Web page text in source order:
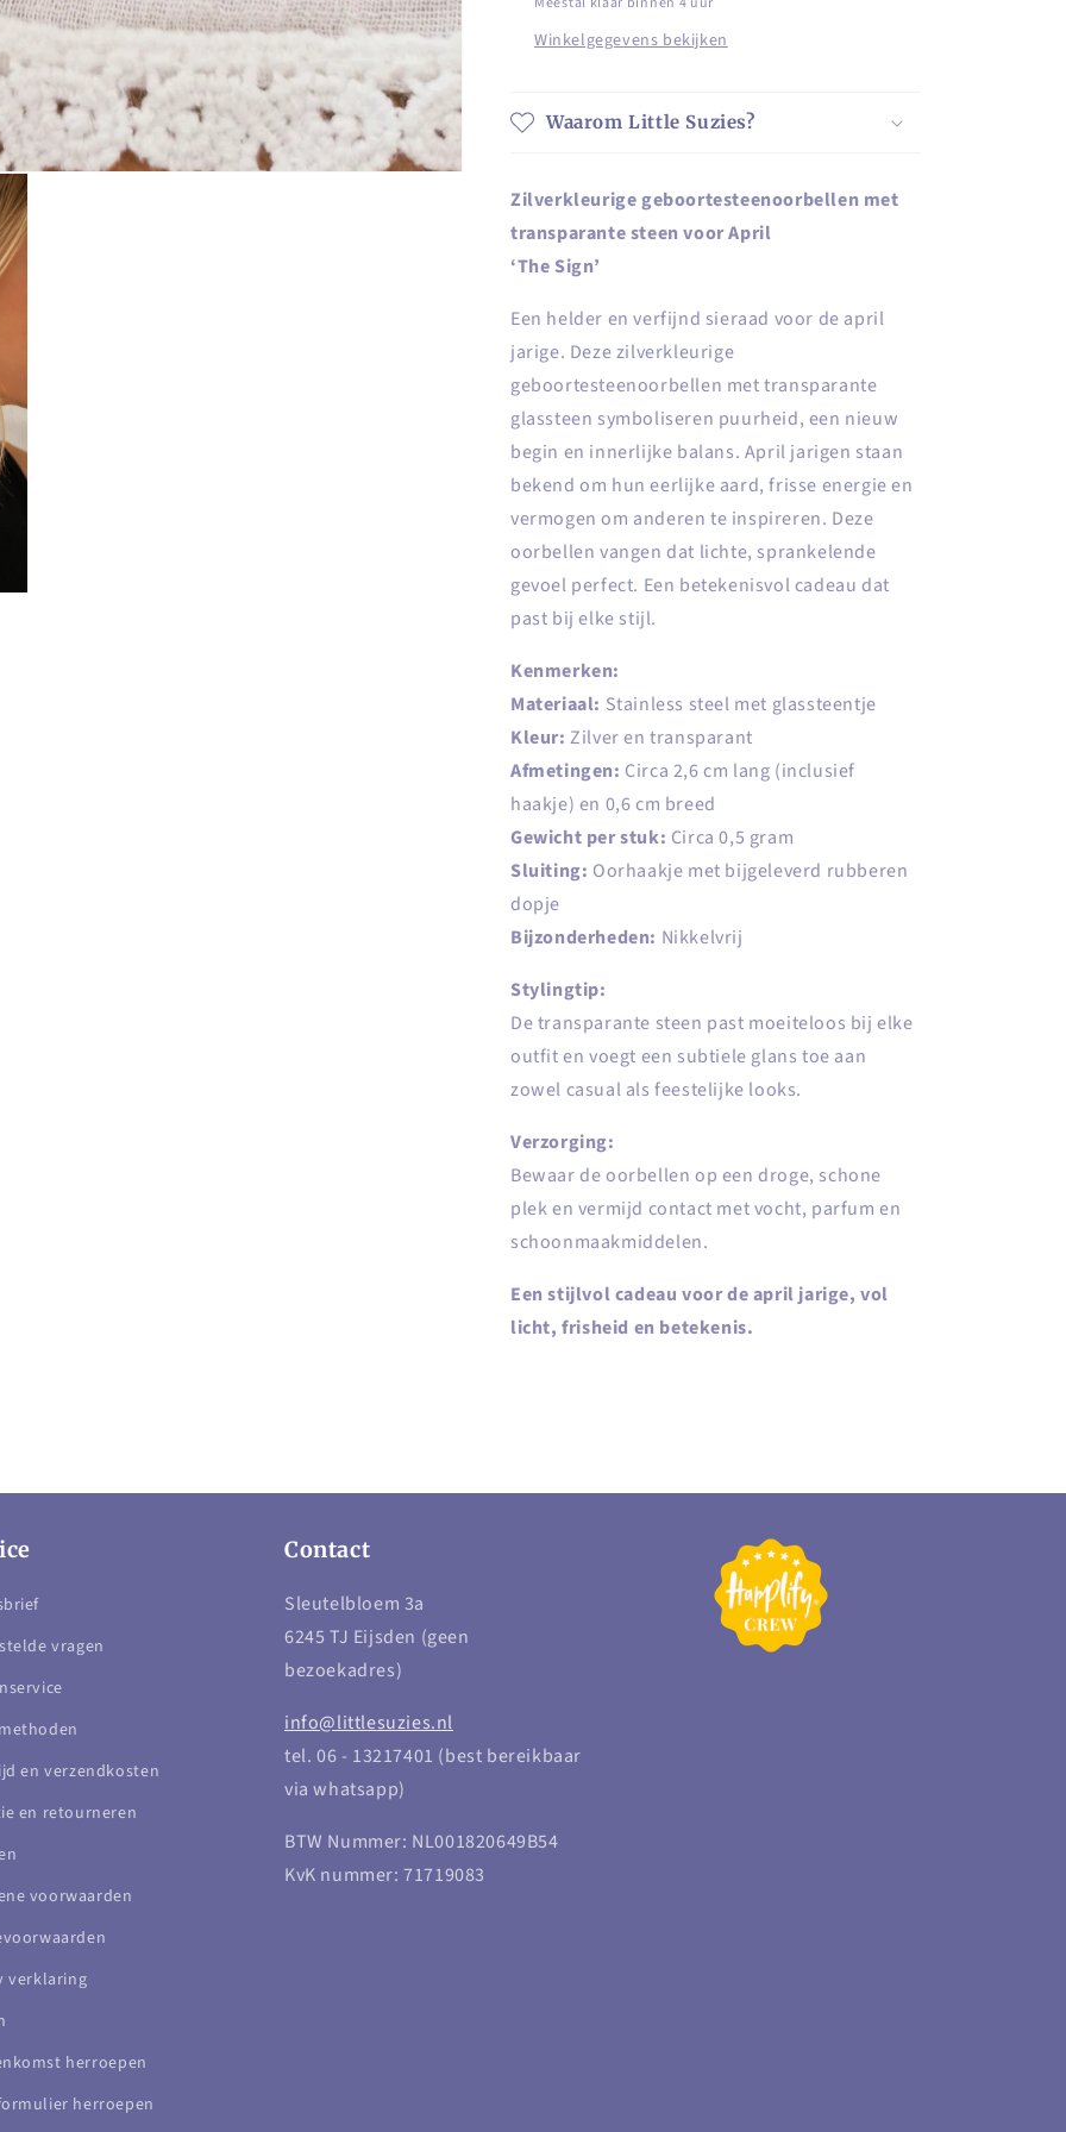
April
April
Winkelgegevens bekijken
Waarom Little Suzies?
Zilverkleurige geboortesteenoorbellen met
transparante steen voor April
‘The Sign’
Een helder en verfijnd sieraad voor de april
jarige. Deze zilverkleurige
geboortesteenoorbellen met transparante
glassteen symboliseren puurheid, een nieuw
begin en innerlijke balans. April jarigen staan
bekend om hun eerlijke aard, frisse energie en
vermogen om anderen te inspireren. Deze
oorbellen vangen dat lichte, sprankelende
gevoel perfect. Een betekenisvol cadeau dat
past bij elke stijl.
Kenmerken:
Materiaal: Stainless steel met glassteentje
Kleur: Zilver en transparant
Afmetingen: Circa 2,6 cm lang (inclusief
haakje) en 0,6 cm breed
Gewicht per stuk: Circa 0,5 gram
Sluiting: Oorhaakje met bijgeleverd rubberen
dopje
Bijzonderheden: Nikkelvrij
Stylingtip:
De transparante steen past moeiteloos bij elke
outfit en voegt een subtiele glans toe aan
zowel casual als feestelijke looks.
Verzorging:
Bewaar de oorbellen op een droge, schone
plek en vermijd contact met vocht, parfum en
schoonmaakmiddelen.
Een stijlvol cadeau voor de april jarige, vol
licht, frisheid en betekenis.
vragen
en verzendkosten
en retourneren
voorwaarden
verklaring
herroepen
herroepen
Contact
Sleutelbloem 3a
6245 TJ Eijsden (geen
bezoekadres)
info@littlesuzies.nl
tel. 06 - 13217401 (best bereikbaar
via whatsapp)
BTW Nummer: NL001820649B54
KvK nummer: 71719083